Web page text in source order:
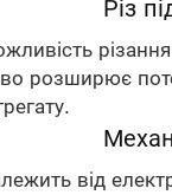
Різ
розширює
від